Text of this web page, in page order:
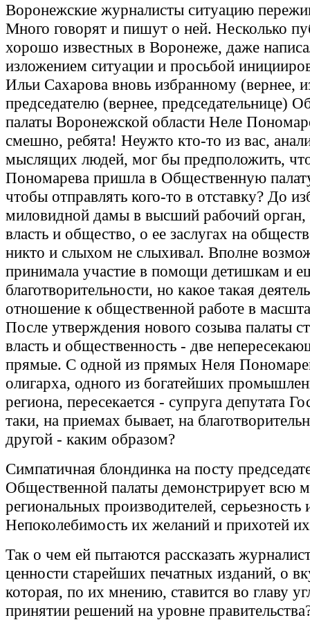
Воронежские журналисты ситуацию
Много говорят и пишут о ней. Несколько
хорошо известных в Воронеже, даже
изложением ситуации и просьбой
Ильи Сахарова вновь избранному (вернее,
председателю (вернее, председательнице)
палаты Воронежской области Неле
смешно, ребята! Неужто кто-то из вас,
мыслящих людей, мог бы предположить,
Пономарева пришла в Общественную
чтобы отправлять кого-то в отставку? До
миловидной дамы в высший рабочий
власть и общество, о ее заслугах на
никто и слыхом не слыхивал. Вполне
принимала участие в помощи детишкам и
благотворительности, но какое такая
отношение к общественной работе в
После утверждения нового созыва палаты
власть и общественность - две
прямые. С одной из прямых Неля
олигарха, одного из богатейших
региона, пересекается - супруга депутата
таки, на приемах бывает, на
другой - каким образом?
Симпатичная блондинка на посту
Общественной палаты демонстрирует всю
региональных производителей, серьезность
Непоколебимость их желаний и прихотей
Так о чем ей пытаются рассказать
ценности старейших печатных изданий, о
которая, по их мнению, ставится во главу
принятии решений на уровне